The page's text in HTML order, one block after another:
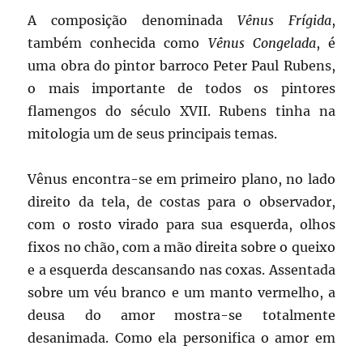
A composição denominada Vênus Frígida,
também conhecida como Vênus Congelada, é
uma obra do pintor barroco Peter Paul Rubens,
o mais importante de todos os pintores
flamengos do século XVII. Rubens tinha na
mitologia um de seus principais temas.
Vênus encontra-se em primeiro plano, no lado
direito da tela, de costas para o observador,
com o rosto virado para sua esquerda, olhos
fixos no chão, com a mão direita sobre o queixo
e a esquerda descansando nas coxas. Assentada
sobre um véu branco e um manto vermelho, a
deusa do amor mostra-se totalmente
desanimada. Como ela personifica o amor em